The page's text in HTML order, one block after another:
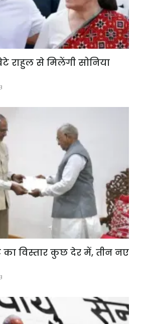
राहुल से मिलेंगी सोनिया
विस्तार कुछ देर में, तीन नए